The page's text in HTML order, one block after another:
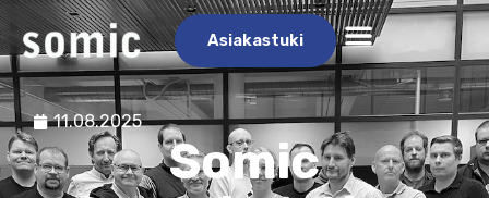
Asiakastuki
11.08.2025
Somic